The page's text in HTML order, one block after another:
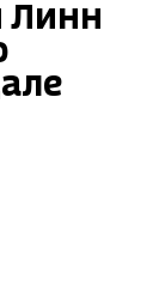
Линн